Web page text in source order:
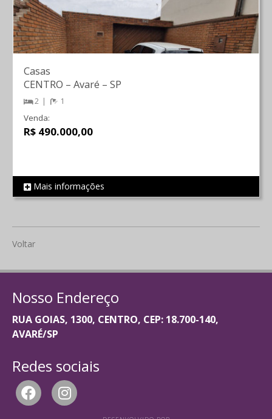
REF 1792
Casas
CENTRO – Avaré – SP
2 1
Venda:
R$ 490.000,00
Mais informações
Voltar
Nosso Endereço
RUA GOIAS, 1300, CENTRO, CEP: 18.700-140,
AVARÉ/SP
Redes sociais